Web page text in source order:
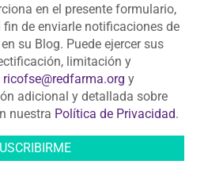
en el presente formulario,
de enviarle notificaciones de
su Blog. Puede ejercer sus
limitación y
ricofse@redfarma.org y
adicional y detallada sobre
nuestra Política de Privacidad.